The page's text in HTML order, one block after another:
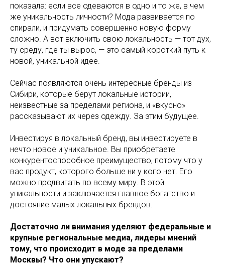
показала: если все одеваются в одно и то же, в чем
же уникальность личности? Мода развивается по
спирали, и придумать совершенно новую форму
сложно. А вот включить свою локальность — тот дух,
ту среду, где ты вырос, — это самый короткий путь к
новой, уникальной идее.
Сейчас появляются очень интересные бренды из
Сибири, которые берут локальные истории,
неизвестные за пределами региона, и «вкусно»
рассказывают их через одежду. За этим будущее.
Инвестируя в локальный бренд, вы инвестируете в
нечто новое и уникальное. Вы приобретаете
конкурентоспособное преимущество, потому что у
вас продукт, которого больше ни у кого нет. Его
можно продвигать по всему миру. В этой
уникальности и заключается главное богатство и
достояние малых локальных брендов.
Достаточно ли внимания уделяют федеральные и
крупные региональные медиа, лидеры мнений
тому, что происходит в моде за пределами
Москвы? Что они упускают?